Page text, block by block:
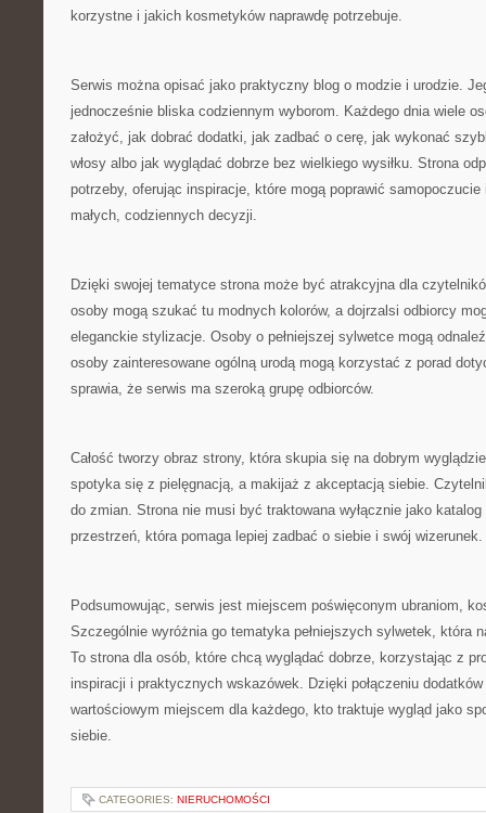
korzystne i jakich kosmetyków naprawdę potrzebuje.
Serwis można opisać jako praktyczny blog o modzie i urodzie.
jednocześnie bliska codziennym wyborom. Każdego dnia wiele
założyć, jak dobrać dodatki, jak zadbać o cerę, jak wykonać
włosy albo jak wyglądać dobrze bez wielkiego wysiłku. Strona
potrzeby, oferując inspiracje, które mogą poprawić samopoczucie
małych, codziennych decyzji.
Dzięki swojej tematyce strona może być atrakcyjna dla
osoby mogą szukać tu modnych kolorów, a dojrzalsi odbiorcy
eleganckie stylizacje. Osoby o pełniejszej sylwetce mogą
osoby zainteresowane ogólną urodą mogą korzystać z porad
sprawia, że serwis ma szeroką grupę odbiorców.
Całość tworzy obraz strony, która skupia się na dobrym
spotyka się z pielęgnacją, a makijaż z akceptacją siebie.
do zmian. Strona nie musi być traktowana wyłącznie jako
przestrzeń, która pomaga lepiej zadbać o siebie i swój wizerunek.
Podsumowując, serwis jest miejscem poświęconym ubraniom,
Szczególnie wyróżnia go tematyka pełniejszych sylwetek, która
To strona dla osób, które chcą wyglądać dobrze, korzystając z
inspiracji i praktycznych wskazówek. Dzięki połączeniu
wartościowym miejscem dla każdego, kto traktuje wygląd jako
siebie.
CATEGORIES: NIERUCHOMOŚCI